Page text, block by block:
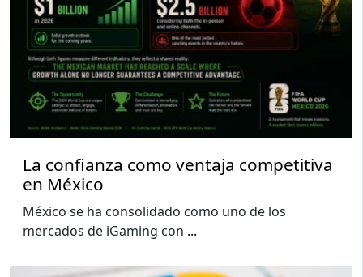
La confianza como ventaja competitiva
en México
México se ha consolidado como uno de los
mercados de iGaming con ...